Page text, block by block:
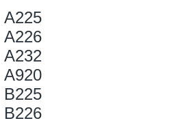
A225
A226
A232
A920
B225
B226